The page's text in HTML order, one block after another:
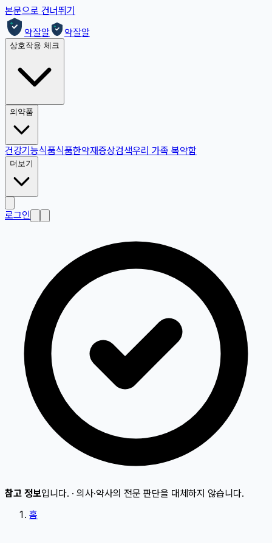
본문으로 건너뛰기
약잘알
약잘알
상호작용 체크
의약품
건강기능식품식품한약재증상검색우리 가족 복약함
더보기
로그인
참고 정보입니다. · 의사·약사의 전문 판단을 대체하지 않습니다.
홈